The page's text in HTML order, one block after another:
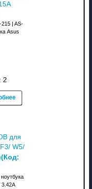
| AS-
Asus
2
для
W5/
(Код: